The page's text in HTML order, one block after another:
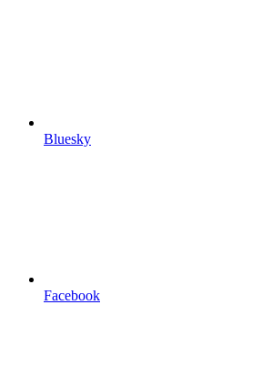
Bluesky
Facebook